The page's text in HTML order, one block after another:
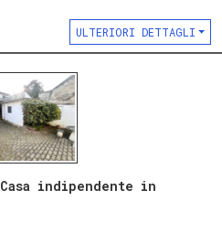
ULTERIORI DETTAGLI
Casa indipendente in